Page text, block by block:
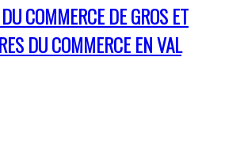
COMMERCE DE GROS ET
DU COMMERCE EN VAL